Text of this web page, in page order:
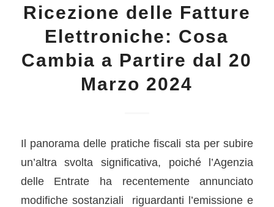
Ricezione delle Fatture
Elettroniche: Cosa
Cambia a Partire dal 20
Marzo 2024
Il panorama delle pratiche fiscali sta per subire
un’altra svolta significativa, poiché l’Agenzia
delle Entrate ha recentemente annunciato
modifiche sostanziali riguardanti l’emissione e